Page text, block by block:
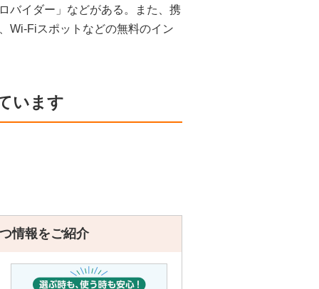
バイダー」などがある。また、携
Wi-Fiスポットなどの無料のイン
います
情報をご紹介